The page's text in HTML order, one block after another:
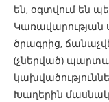
են, օգտվում են
Կառավարության
ծրագրից,
(չներված)
Խաղերին